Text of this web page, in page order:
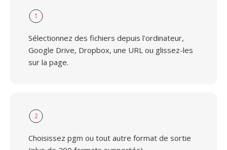
1
Sélectionnez des fichiers depuis l'ordinateur,
Google Drive, Dropbox, une URL ou glissez-les
sur la page.
2
Choisissez pgm ou tout autre format de sortie